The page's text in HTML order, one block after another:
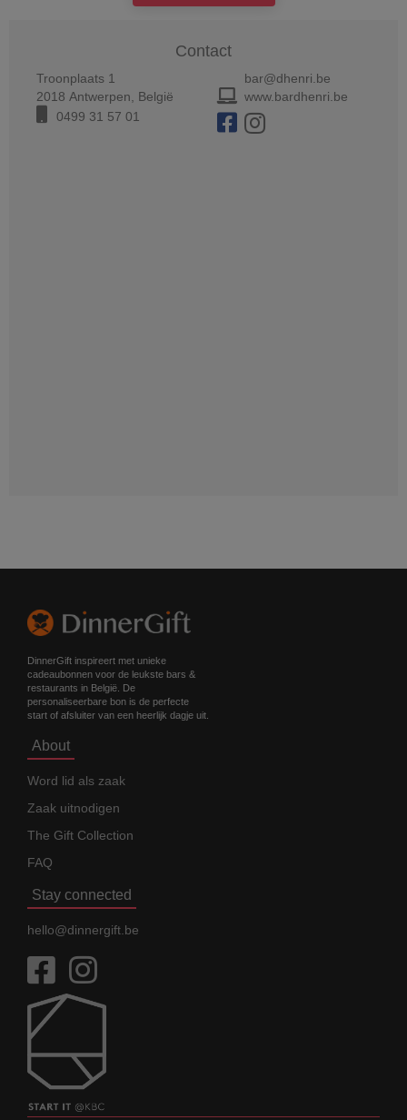
Contact
Troonplaats 1
2018 Antwerpen, België
0499 31 57 01
bar@dhenri.be
www.bardhenri.be
DinnerGift inspireert met unieke
cadeaubonnen voor de leukste bars &
restaurants in België. De
personaliseerbare bon is de perfecte
start of afsluiter van een heerlijk dagje uit.
About
Word lid als zaak
Zaak uitnodigen
The Gift Collection
FAQ
Stay connected
hello@dinnergift.be